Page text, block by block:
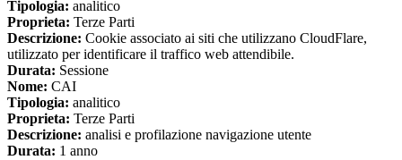
Tipologia: analitico
Proprieta: Terze Parti
Descrizione: Cookie associato ai siti che utilizzano CloudFlare,
utilizzato per identificare il traffico web attendibile.
Durata: Sessione
Nome: CAI
Tipologia: analitico
Proprieta: Terze Parti
Descrizione: analisi e profilazione navigazione utente
Durata: 1 anno